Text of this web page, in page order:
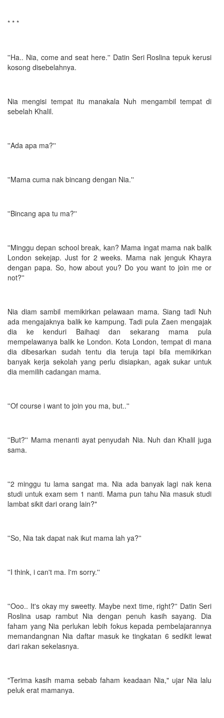
* * *
''Ha.. Nia, come and seat here.'' Datin Seri Roslina tepuk kerusi
kosong disebelahnya.
Nia mengisi tempat itu manakala Nuh mengambil tempat di
sebelah Khalil.
''Ada apa ma?''
''Mama cuma nak bincang dengan Nia.''
''Bincang apa tu ma?''
''Minggu depan school break, kan? Mama ingat mama nak balik
London sekejap. Just for 2 weeks. Mama nak jenguk Khayra
dengan papa. So, how about you? Do you want to join me or
not?''
Nia diam sambil memikirkan pelawaan mama. Siang tadi Nuh
ada mengajaknya balik ke kampung. Tadi pula Zaen mengajak
dia ke kenduri Baihaqi dan sekarang mama pula
mempelawanya balik ke London. Kota London, tempat di mana
dia dibesarkan sudah tentu dia teruja tapi bila memikirkan
banyak kerja sekolah yang perlu disiapkan, agak sukar untuk
dia memilih cadangan mama.
''Of course i want to join you ma, but..''
''But?'' Mama menanti ayat penyudah Nia. Nuh dan Khalil juga
sama.
''2 minggu tu lama sangat ma. Nia ada banyak lagi nak kena
studi untuk exam sem 1 nanti. Mama pun tahu Nia masuk studi
lambat sikit dari orang lain?"
''So, Nia tak dapat nak ikut mama lah ya?''
''I think, i can't ma. I'm sorry.''
''Ooo.. It's okay my sweetty. Maybe next time, right?'' Datin Seri
Roslina usap rambut Nia dengan penuh kasih sayang. Dia
faham yang Nia perlukan lebih fokus kepada pembelajarannya
memandangnan Nia daftar masuk ke tingkatan 6 sedikit lewat
dari rakan sekelasnya.
"Terima kasih mama sebab faham keadaan Nia," ujar Nia lalu
peluk erat mamanya.